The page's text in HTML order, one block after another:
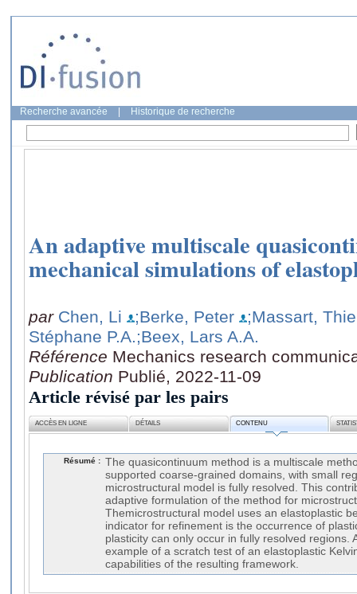
Recherche avancée Historique de recherche
An adaptive multiscale
mechanical simulations of
par Chen, Li ;Berke, Peter
;Massart,
Stéphane P.A.;Beex, Lars A.A.
Référence Mechanics research
Publication Publié, 2022-11-09
Article révisé par les pairs
ACCÈS EN LIGNE DÉTAILS CONTENU
Résumé : The quasicontinuum method is a multiscale
supported coarse-grained domains, with small
microstructural model is fully resolved. This
adaptive formulation of the method for
Themicrostructural model uses an elastoplastic
indicator for refinement is the occurrence of
plasticity can only occur in fully resolved regions.
example of a scratch test of an elastoplastic
capabilities of the resulting framework.